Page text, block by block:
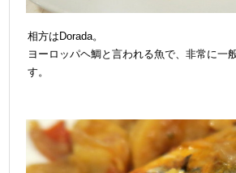
相方はDorada。
ヨーロッパヘ鯛と言われる魚で、非常に一
す。